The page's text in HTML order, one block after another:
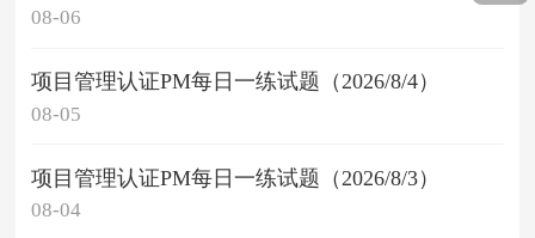
08-06
项目管理认证PM每日一练试题（2026/8/4）
08-05
项目管理认证PM每日一练试题（2026/8/3）
08-04